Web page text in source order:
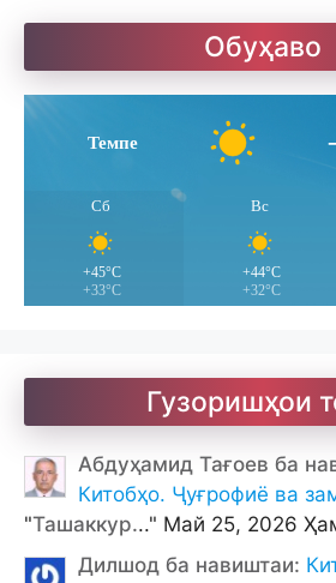
Солатон чист?
Улуғзода. Субҳи
Ҷомӣ – чанд ғазал
Обуҳаво
Темпе
Сб
+45°C
+33°C
Вс
+44°C
+32°C
Гузоришҳои
Абдуҳамид Тағоев ба
Китобҳо. Ҷуғрофиё ва
"Ташаккур..." Май 25, 2026
Дилшод ба навиштаи: